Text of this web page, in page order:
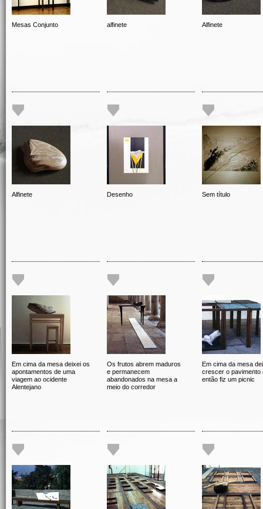
Mesas Conjunto alfinete Alfinete
Alfinete Desenho Sem título
Em cima da mesa deixei os
apontamentos de uma
viagem ao ocidente
Alentejano
Os frutos abrem maduros
e permanecem
abandonados na mesa a
meio do corredor
Em cima da mesa
crescer o pavimento
então fiz um picnic